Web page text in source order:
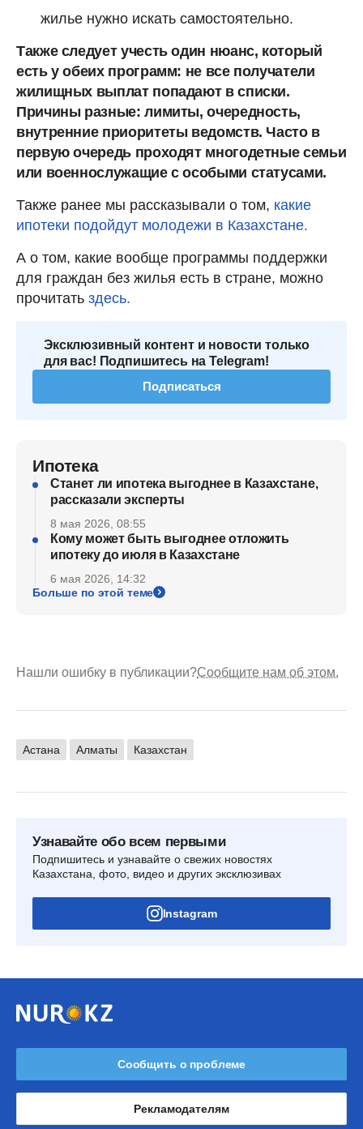
жилье нужно искать самостоятельно.
Также следует учесть один нюанс, который
есть у обеих программ: не все получатели
жилищных выплат попадают в списки.
Причины разные: лимиты, очередность,
внутренние приоритеты ведомств. Часто в
первую очередь проходят многодетные семьи
или военнослужащие с особыми статусами.
Также ранее мы рассказывали о том, какие
ипотеки подойдут молодежи в Казахстане.
А о том, какие вообще программы поддержки
для граждан без жилья есть в стране, можно
прочитать здесь.
Эксклюзивный контент и новости только
для вас! Подпишитесь на Telegram!
Подписаться
Ипотека
Станет ли ипотека выгоднее в Казахстане,
рассказали эксперты
8 мая 2026, 08:55
Кому может быть выгоднее отложить
ипотеку до июля в Казахстане
6 мая 2026, 14:32
Больше по этой теме
Нашли ошибку в публикации?Сообщите нам об этом.
Астана Алматы Казахстан
Узнавайте обо всем первыми
Подпишитесь и узнавайте о свежих новостях
Казахстана, фото, видео и других эксклюзивах
Instagram
Сообщить о проблеме
Рекламодателям